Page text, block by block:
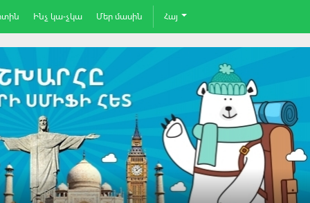
Ինչ կա-չկա Մեր մասին Հայ